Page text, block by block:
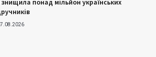
понад мільйон українських